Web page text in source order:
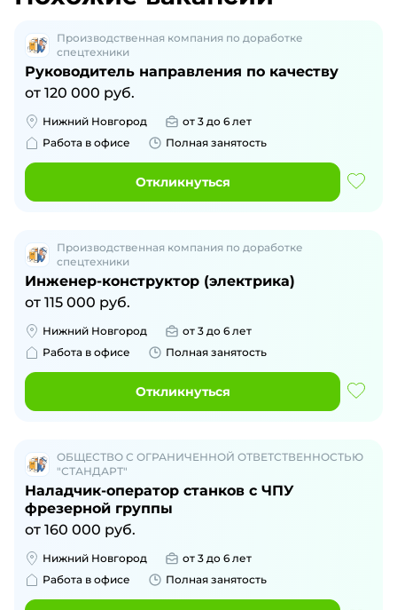
Производственная компания по доработке
спецтехники
Руководитель направления по качеству
от 120 000 руб.
Нижний Новгород
от 3 до 6 лет
Работа в офисе
Полная занятость
Откликнуться
Производственная компания по доработке
спецтехники
Инженер-конструктор (электрика)
от 115 000 руб.
Нижний Новгород
от 3 до 6 лет
Работа в офисе
Полная занятость
Откликнуться
ОБЩЕСТВО С ОГРАНИЧЕННОЙ ОТВЕТСТВЕННОСТЬЮ
"СТАНДАРТ"
Наладчик-оператор станков с ЧПУ
фрезерной группы
от 160 000 руб.
Нижний Новгород
от 3 до 6 лет
Работа в офисе
Полная занятость